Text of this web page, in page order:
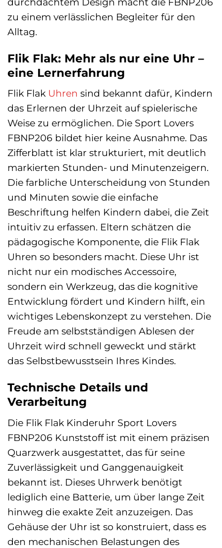
zu einem verlässlichen Begleiter für den
Alltag.
Flik Flak: Mehr als nur eine Uhr –
eine Lernerfahrung
Flik Flak Uhren sind bekannt dafür, Kindern
das Erlernen der Uhrzeit auf spielerische
Weise zu ermöglichen. Die Sport Lovers
FBNP206 bildet hier keine Ausnahme. Das
Zifferblatt ist klar strukturiert, mit deutlich
markierten Stunden- und Minutenzeigern.
Die farbliche Unterscheidung von Stunden
und Minuten sowie die einfache
Beschriftung helfen Kindern dabei, die Zeit
intuitiv zu erfassen. Eltern schätzen die
pädagogische Komponente, die Flik Flak
Uhren so besonders macht. Diese Uhr ist
nicht nur ein modisches Accessoire,
sondern ein Werkzeug, das die kognitive
Entwicklung fördert und Kindern hilft, ein
wichtiges Lebenskonzept zu verstehen. Die
Freude am selbstständigen Ablesen der
Uhrzeit wird schnell geweckt und stärkt
das Selbstbewusstsein Ihres Kindes.
Technische Details und
Verarbeitung
Die Flik Flak Kinderuhr Sport Lovers
FBNP206 Kunststoff ist mit einem präzisen
Quarzwerk ausgestattet, das für seine
Zuverlässigkeit und Ganggenauigkeit
bekannt ist. Dieses Uhrwerk benötigt
lediglich eine Batterie, um über lange Zeit
hinweg die exakte Zeit anzuzeigen. Das
Gehäuse der Uhr ist so konstruiert, dass es
den mechanischen Belastungen des